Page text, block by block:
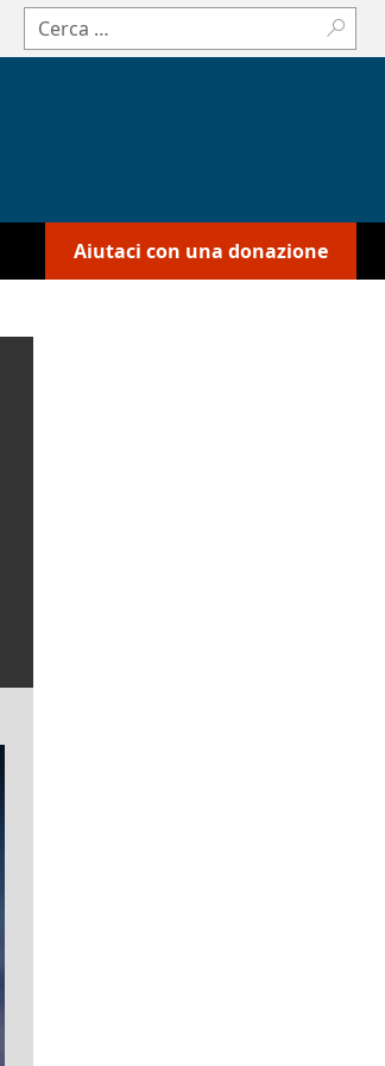
Cerca:
Aiutaci con una donazione